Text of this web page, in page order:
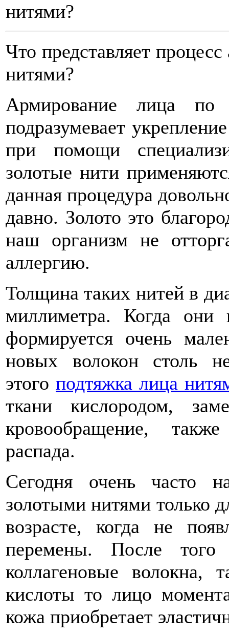
нитями?
Что представляет
нитями?
Армирование лица по
подразумевает
при помощи
золотые нити
данная процедура
давно. Золото это
наш организм не
аллергию.
Толщина таких нитей в
миллиметра. Когда они
формируется очень
новых волокон столь
этогоподтяжка лица
ткани кислородом,
кровообращение,
распада.
Сегодня очень часто
золотыми нитями только
возрасте, когда не
перемены. После того
коллагеновые волокна,
кислоты то лицо
кожа приобретает